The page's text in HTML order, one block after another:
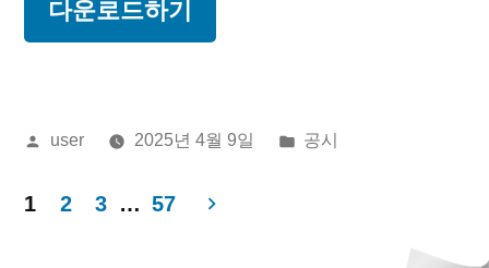
다운로드하기
올
이:
user 2025년 4월 9일
게
공시
1 2 3 … 57